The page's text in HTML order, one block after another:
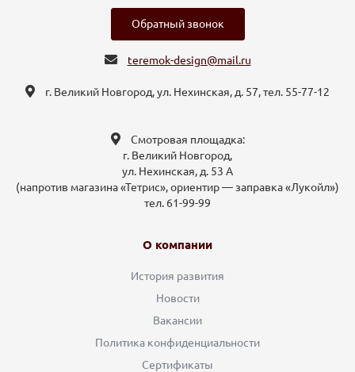
Обратный звонок
teremok-design@mail.ru
г. Великий Новгород, ул. Нехинская, д. 57, тел. 55-77-12
Смотровая площадка:
г. Великий Новгород,
ул. Нехинская, д. 53 А
(напротив магазина «Тетрис», ориентир — заправка «Лукойл»)
тел. 61-99-99
О компании
История развития
Новости
Вакансии
Политика конфиденциальности
Сертификаты